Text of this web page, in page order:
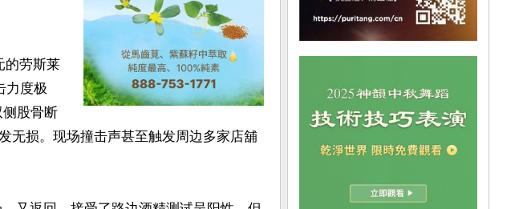
的劳斯莱
力度极
股骨断
无损。现场撞击声甚至触发周边多家店舖